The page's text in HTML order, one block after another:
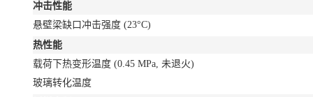
冲击性能
悬壁梁缺口冲击强度 (23°C)
热性能
载荷下热变形温度 (0.45 MPa, 未退火)
玻璃转化温度